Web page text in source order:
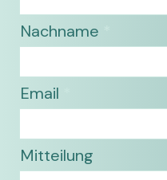
Nachname
Email
Mitteilung